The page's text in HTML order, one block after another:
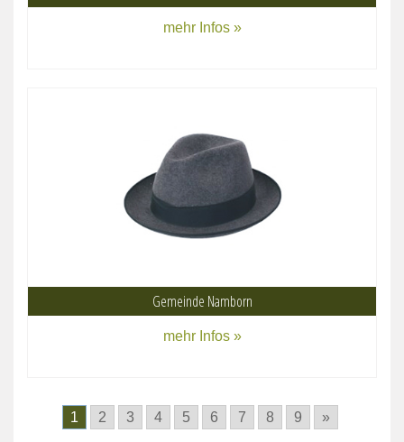
mehr Infos »
Gemeinde Namborn
mehr Infos »
1 2 3 4 5 6 7 8 9 »